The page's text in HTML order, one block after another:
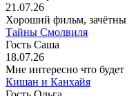
21.07.26
Хороший фильм,
Тайны Смолвиля
Гость Саша
18.07.26
Мне интересно что
Кишан и Канхайя